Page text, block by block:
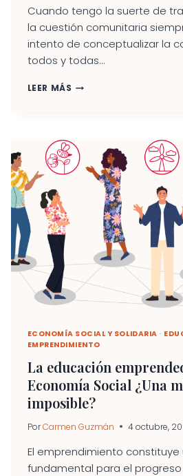
Cuando tengo la suerte de
la cuestión comunitaria
intento de conceptualizar la
todos y todas...
LEER MÁS EMPRENDIMIENTO
ECONOMÍA SOCIAL Y SOLIDARIA ·
EMPRENDIMIENTO
La educación
Economía Social ¿Una
imposible?
Por Carmen Guzmán 4 octubre,
El emprendimiento constituye
fundamental para el progreso